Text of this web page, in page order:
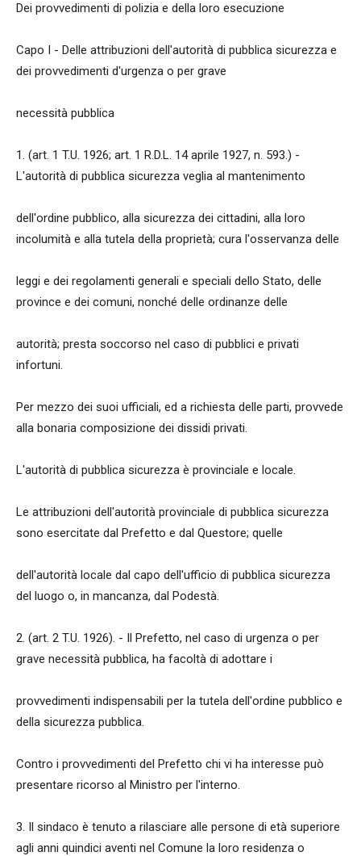
Dei provvedimenti di polizia e della loro esecuzione
Capo I - Delle attribuzioni dell'autorità di pubblica sicurezza e
dei provvedimenti d'urgenza o per grave
necessità pubblica
1. (art. 1 T.U. 1926; art. 1 R.D.L. 14 aprile 1927, n. 593.) -
L'autorità di pubblica sicurezza veglia al mantenimento
dell'ordine pubblico, alla sicurezza dei cittadini, alla loro
incolumità e alla tutela della proprietà; cura l'osservanza delle
leggi e dei regolamenti generali e speciali dello Stato, delle
province e dei comuni, nonché delle ordinanze delle
autorità; presta soccorso nel caso di pubblici e privati
infortuni.
Per mezzo dei suoi ufficiali, ed a richiesta delle parti, provvede
alla bonaria composizione dei dissidi privati.
L'autorità di pubblica sicurezza è provinciale e locale.
Le attribuzioni dell'autorità provinciale di pubblica sicurezza
sono esercitate dal Prefetto e dal Questore; quelle
dell'autorità locale dal capo dell'ufficio di pubblica sicurezza
del luogo o, in mancanza, dal Podestà.
2. (art. 2 T.U. 1926). - Il Prefetto, nel caso di urgenza o per
grave necessità pubblica, ha facoltà di adottare i
provvedimenti indispensabili per la tutela dell'ordine pubblico e
della sicurezza pubblica.
Contro i provvedimenti del Prefetto chi vi ha interesse può
presentare ricorso al Ministro per l'interno.
3. Il sindaco è tenuto a rilasciare alle persone di età superiore
agli anni quindici aventi nel Comune la loro residenza o